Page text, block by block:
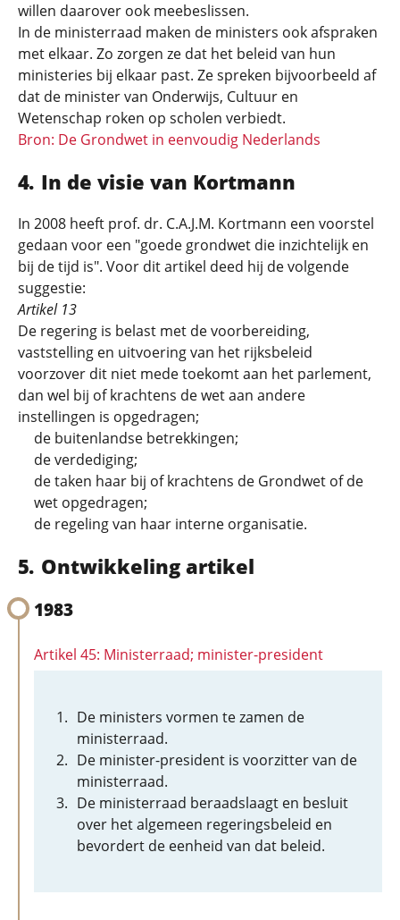
willen daarover ook meebeslissen.
In de ministerraad maken de ministers ook afspraken
met elkaar. Zo zorgen ze dat het beleid van hun
ministeries bij elkaar past. Ze spreken bijvoorbeeld af
dat de minister van Onderwijs, Cultuur en
Wetenschap roken op scholen verbiedt.
Bron: De Grondwet in eenvoudig Nederlands
In de visie van Kortmann
In 2008 heeft prof. dr. C.A.J.M. Kortmann een voorstel
gedaan voor een "goede grondwet die inzichtelijk en
bij de tijd is". Voor dit artikel deed hij de volgende
suggestie:
Artikel 13
De regering is belast met de voorbereiding,
vaststelling en uitvoering van het rijksbeleid
voorzover dit niet mede toekomt aan het parlement,
dan wel bij of krachtens de wet aan andere
instellingen is opgedragen;
de buitenlandse betrekkingen;
de verdediging;
de taken haar bij of krachtens de Grondwet of de
wet opgedragen;
de regeling van haar interne organisatie.
Ontwikkeling artikel
1983
Artikel 45: Ministerraad; minister-president
De ministers vormen te zamen de
ministerraad.
De minister-president is voorzitter van de
ministerraad.
De ministerraad beraadslaagt en besluit
over het algemeen regeringsbeleid en
bevordert de eenheid van dat beleid.